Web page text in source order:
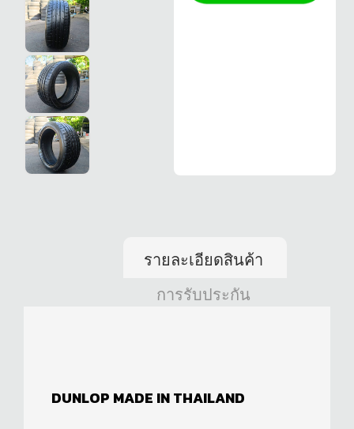
รายละเอียดสินค้า
การรับประกัน
DUNLOP MADE IN THAILAND